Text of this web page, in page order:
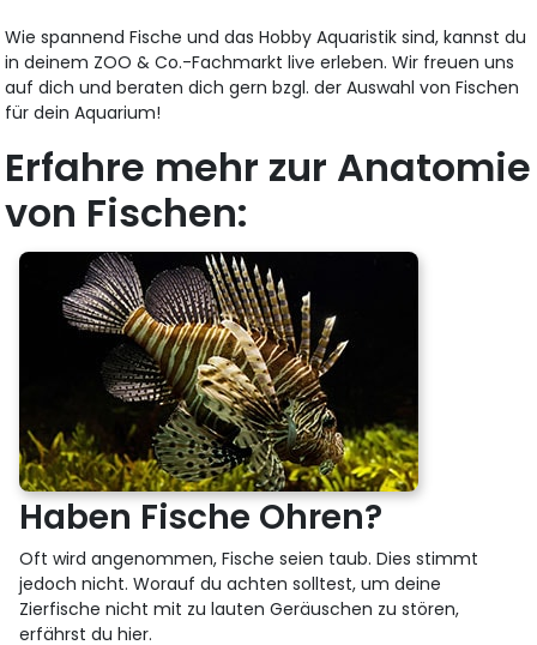
Wie spannend Fische und das Hobby Aquaristik sind, kannst du
in deinem ZOO & Co.-Fachmarkt live erleben. Wir freuen uns
auf dich und beraten dich gern bzgl. der Auswahl von Fischen
für dein Aquarium!
Erfahre mehr zur Anatomie
von Fischen:
Haben Fische Ohren?
Oft wird angenommen, Fische seien taub. Dies stimmt
jedoch nicht. Worauf du achten solltest, um deine
Zierfische nicht mit zu lauten Geräuschen zu stören,
erfährst du hier.